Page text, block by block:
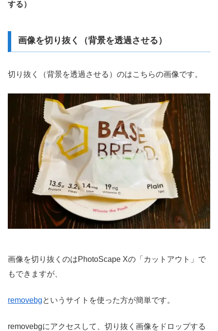
する）
画像を切り抜く（背景を透過させる）
切り抜く（背景を透過させる）のはこちらの画像です。
画像を切り抜くのはPhotoScape Xの「カットアウト」で
もできますが、
removebgというサイトを使った方が簡単です。
removebgにアクセスして、切り抜く画像をドロップする